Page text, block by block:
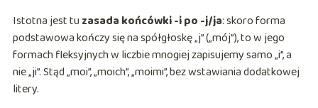
Istotna jest tuzasada końcówki -i po -j/ja: skoro forma
podstawowa kończy się na spółgłoskę „j” („mój”), to w jego
formach fleksyjnych w liczbie mnogiej zapisujemy samo „i”, a
nie „ji”. Stąd „moi”, „moich”, „moimi”, bez wstawiania dodatkowej
litery.